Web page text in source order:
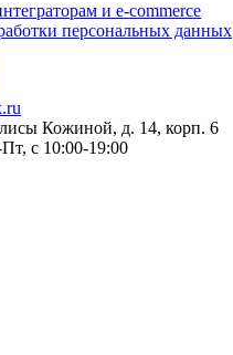
и e-commerce
персональных данных
Кожиной, д. 14, корп. 6
с 10:00-19:00